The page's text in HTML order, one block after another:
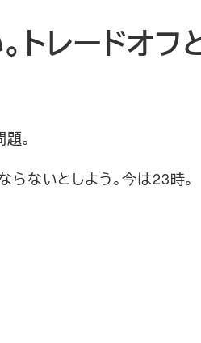
レードオフ
。
ないとしよう。今は23時。